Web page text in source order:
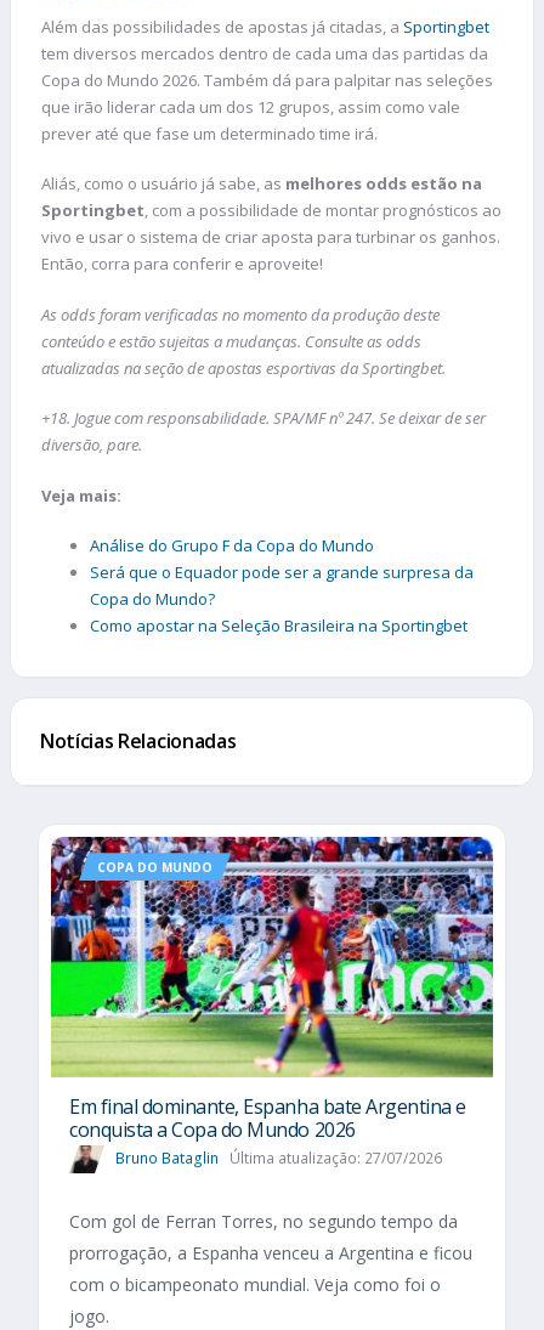
Além das possibilidades de apostas já citadas, a Sportingbet
tem diversos mercados dentro de cada uma das partidas da
Copa do Mundo 2026. Também dá para palpitar nas seleções
que irão liderar cada um dos 12 grupos, assim como vale
prever até que fase um determinado time irá.
Aliás, como o usuário já sabe, as melhores odds estão na
Sportingbet, com a possibilidade de montar prognósticos ao
vivo e usar o sistema de criar aposta para turbinar os ganhos.
Então, corra para conferir e aproveite!
As odds foram verificadas no momento da produção deste
conteúdo e estão sujeitas a mudanças. Consulte as odds
atualizadas na seção de apostas esportivas da Sportingbet.
+18. Jogue com responsabilidade. SPA/MF nº 247. Se deixar de ser
diversão, pare.
Veja mais:
Análise do Grupo F da Copa do Mundo
Será que o Equador pode ser a grande surpresa da
Copa do Mundo?
Como apostar na Seleção Brasileira na Sportingbet
Notícias Relacionadas
COPA DO MUNDO
Em final dominante, Espanha bate Argentina e
conquista a Copa do Mundo 2026
Bruno Bataglin Última atualização: 27/07/2026
Com gol de Ferran Torres, no segundo tempo da
prorrogação, a Espanha venceu a Argentina e ficou
com o bicampeonato mundial. Veja como foi o
jogo.